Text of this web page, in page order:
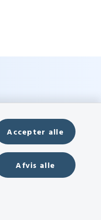
Accepter alle
Afvis alle